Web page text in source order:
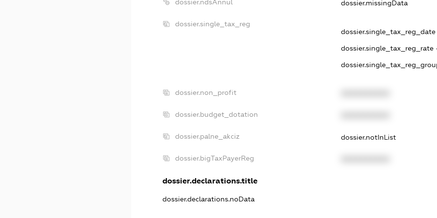
dossier.ndsAnnul dossier.missingData
dossier.single_tax_reg
dossier.single_tax_reg_date
dossier.single_tax_reg_rate
dossier.non_profit
dossier.budget_dotation
dossier.palne_akciz dossier.notInList
dossier.bigTaxPayerReg
dossier.declarations.title
dossier.declarations.noData